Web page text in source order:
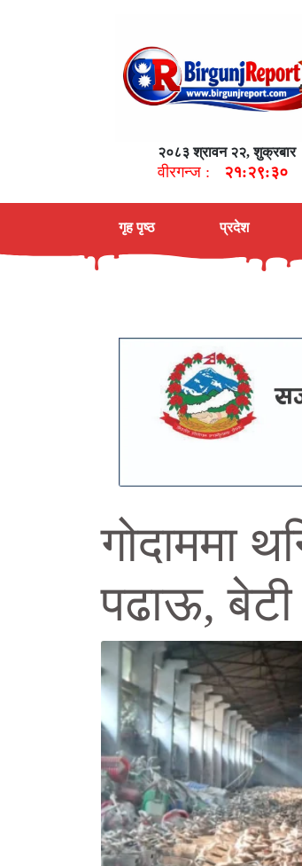
२०८३ श्रावन २२, शुक्रबार
वीरगन्ज : २१:२९:३१
गृह पृष्ठ प्रदेश
गोदाममा
पढाऊ,